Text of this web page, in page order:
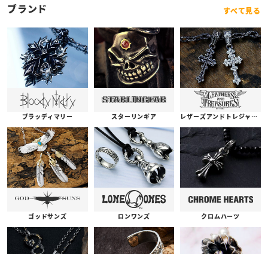
ブランド すべて見る
ブラッディマリー スターリンギア レザーズアンドトレジャーズ
ゴッドサンズ ロンワンズ クロムハーツ